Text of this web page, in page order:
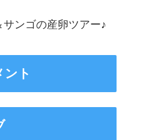
ンゴの産卵ツアー♪
ント